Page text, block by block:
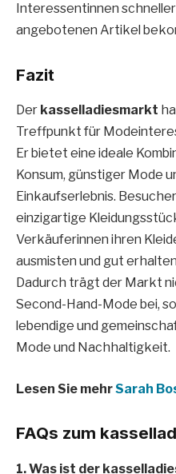
Interessentinnen
angebotenen Artikel
Fazit
Der kasselladiesmarkt
Treffpunkt für
Er bietet eine ideale
Konsum, günstiger Mode
Einkaufserlebnis.
einzigartige
Verkäuferinnen ihren
ausmisten und gut
Dadurch trägt der Markt
Second-Hand-Mode bei,
lebendige und
Mode und Nachhaltigkeit.
Lesen Sie mehrSarah
FAQs zum
1. Was ist der